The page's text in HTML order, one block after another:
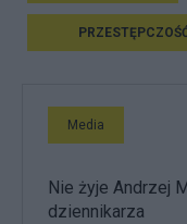
Media
Nie żyje Andrzej
dziennikarza